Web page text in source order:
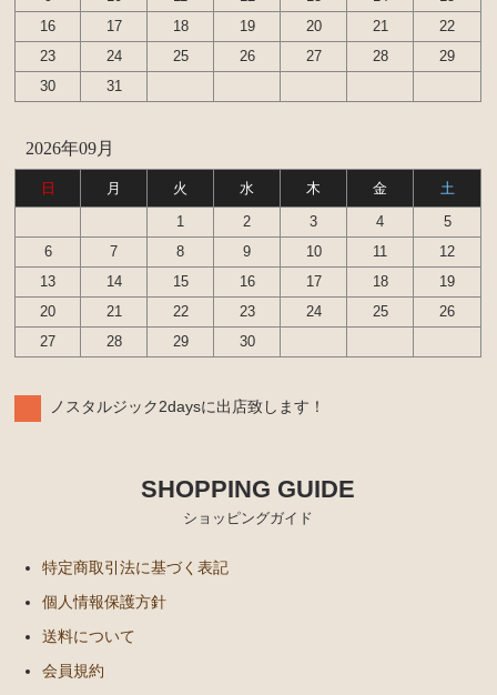
16
17 18 19 20 21
22
23
24 25 26 27 28
29
30
31
2026年09月
日 月 火 水 木 金
土
1
2 3 4
5
6
7 8 9 10 11
12
13
14 15 16 17 18
19
20
21 22 23 24 25
26
27
28 29 30
ノスタルジック2daysに出店致します！
SHOPPING GUIDE
ショッピングガイド
特定商取引法に基づく表記
個人情報保護方針
送料について
会員規約